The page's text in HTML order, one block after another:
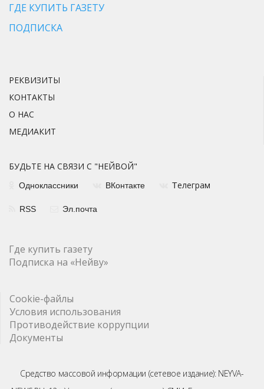
ГДЕ КУПИТЬ ГАЗЕТУ
ПОДПИСКА
РЕКВИЗИТЫ
КОНТАКТЫ
О НАС
МЕДИАКИТ
БУДЬТЕ НА СВЯЗИ С "НЕЙВОЙ"
Одноклассники ВКонтакте Телеграм
RSS Эл.почта
Где купить газету
Подписка на «Нейву»
Cookie-файлы
Условия использования
Противодействие коррупции
Документы
Средство массовой информации (сетевое издание): NEYVA-